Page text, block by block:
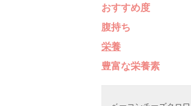
おすすめ度
腹持ち
栄養
豊富な栄養素